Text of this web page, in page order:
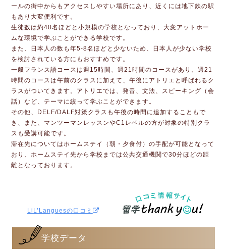
ールの街中からもアクセスしやすい場所にあり、近くには地下鉄の駅
もあり大変便利です。
生徒数は約40名ほどと小規模の学校となっており、大変アットホー
ムな環境で学ぶことができる学校です。
また、日本人の数も年5-8名ほどと少ないため、日本人が少ない学校
を検討されている方にもおすすめです。
一般フランス語コースは週15時間、週21時間のコースがあり、週21
時間のコースは午前のクラスに加えて、午後にアトリエと呼ばれるク
ラスがついてきます。アトリエでは、発音、文法、スピーキング（会
話）など、テーマに絞って学ぶことができます。
その他、DELF/DALF対策クラスも午後の時間に追加することもで
き、また、マンツーマンレッスンやC1レベルの方が対象の特別クラ
スも受講可能です。
滞在先についてはホームステイ（朝・夕食付）の手配が可能となって
おり、ホームステイ先から学校までは公共交通機関で30分ほどの距
離となっております。
LiL’Languesの口コミ
学校データ